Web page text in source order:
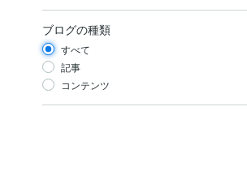
ブログの種類
すべて
記事
コンテンツ